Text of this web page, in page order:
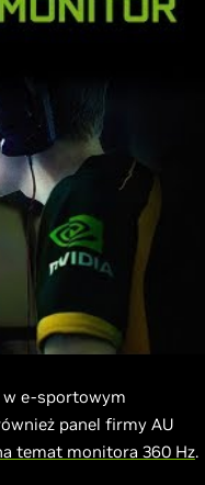
w e-sportowym
panel firmy AU
temat monitora 360 Hz.